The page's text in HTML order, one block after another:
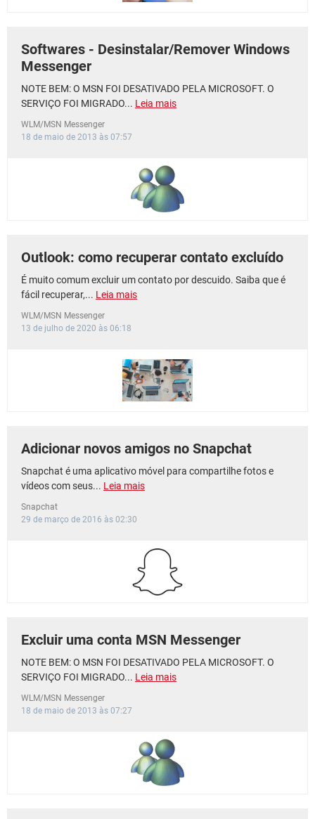
Softwares - Desinstalar/Remover Windows
Messenger
NOTE BEM: O MSN FOI DESATIVADO PELA MICROSOFT. O
SERVIÇO FOI MIGRADO... Leia mais
WLM/MSN Messenger
18 de maio de 2013 às 07:57
Outlook: como recuperar contato excluído
É muito comum excluir um contato por descuido. Saiba que é
fácil recuperar,... Leia mais
WLM/MSN Messenger
13 de julho de 2020 às 06:18
Adicionar novos amigos no Snapchat
Snapchat é uma aplicativo móvel para compartilhe fotos e
vídeos com seus... Leia mais
Snapchat
29 de março de 2016 às 02:30
Excluir uma conta MSN Messenger
NOTE BEM: O MSN FOI DESATIVADO PELA MICROSOFT. O
SERVIÇO FOI MIGRADO... Leia mais
WLM/MSN Messenger
18 de maio de 2013 às 07:27